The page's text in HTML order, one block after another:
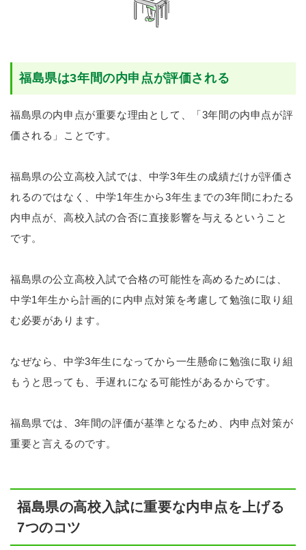
福島県は3年間の内申点が評価される
福島県の内申点が重要な理由として、「3年間の内申点が評
価される」ことです。
福島県の公立高校入試では、中学3年生の成績だけが評価さ
れるのではなく、中学1年生から3年生までの3年間にわたる
内申点が、高校入試の合否に直接影響を与えるということ
です。
福島県の公立高校入試で合格の可能性を高めるためには、
中学1年生から計画的に内申点対策を考慮して勉強に取り組
む必要があります。
なぜなら、中学3年生になってから一生懸命に勉強に取り組
もうと思っても、手遅れになる可能性があるからです。
福島県では、3年間の評価が基準となるため、内申点対策が
重要と言えるのです。
福島県の高校入試に重要な内申点を上げる
7つのコツ